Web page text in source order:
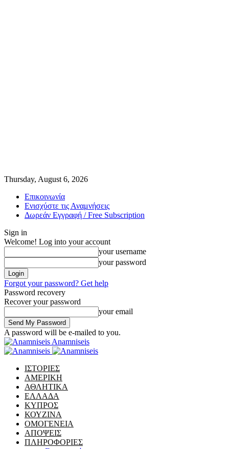
Thursday, August 6, 2026
Επικοινωνία
Ενισχύστε τις Αναμνήσεις
Δωρεάν Εγγραφή / Free Subscription
Sign in
Welcome! Log into your account
your username
your password
Forgot your password? Get help
Password recovery
Recover your password
your email
A password will be e-mailed to you.
Anamniseis
ΙΣΤΟΡΙΕΣ
ΑΜΕΡΙΚΗ
ΑΘΛΗΤΙΚΑ
ΕΛΛΑΔΑ
ΚΥΠΡΟΣ
ΚΟΥΖΙΝΑ
ΟΜΟΓΕΝΕΙΑ
ΑΠΟΨΕΙΣ
ΠΛΗΡΟΦΟΡΙΕΣ